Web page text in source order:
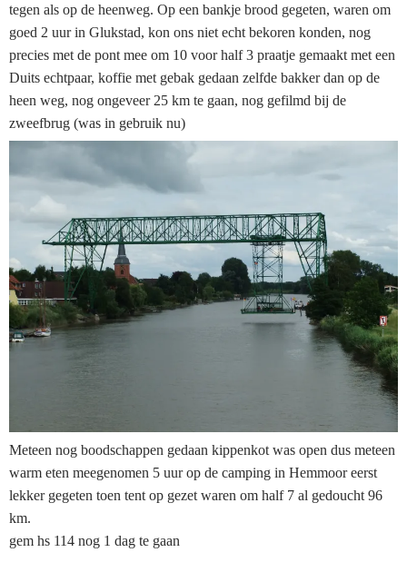
tegen als op de heenweg. Op een bankje brood gegeten, waren om
goed 2 uur in Glukstad, kon ons niet echt bekoren konden, nog
precies met de pont mee om 10 voor half 3 praatje gemaakt met een
Duits echtpaar, koffie met gebak gedaan zelfde bakker dan op de
heen weg, nog ongeveer 25 km te gaan, nog gefilmd bij de
zweefbrug (was in gebruik nu)
Meteen nog boodschappen gedaan kippenkot was open dus meteen
warm eten meegenomen 5 uur op de camping in Hemmoor eerst
lekker gegeten toen tent op gezet waren om half 7 al gedoucht 96
km.
gem hs 114 nog 1 dag te gaan